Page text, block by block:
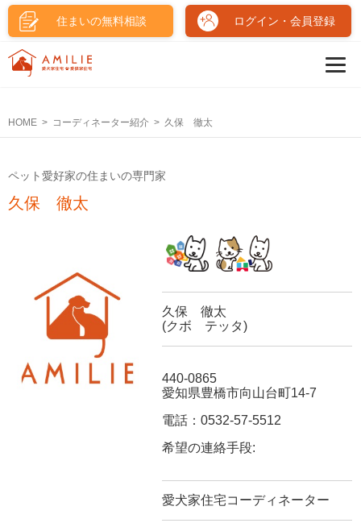
住まいの無料相談 ログイン・会員登録
HOME コーディネーター紹介 久保 徹太
ペット愛好家の住まいの専門家
久保 徹太
久保 徹太
(クボ テッタ)
440-0865
愛知県豊橋市向山台町14-7
電話：0532-57-5512
希望の連絡手段:
愛犬家住宅コーディネーター